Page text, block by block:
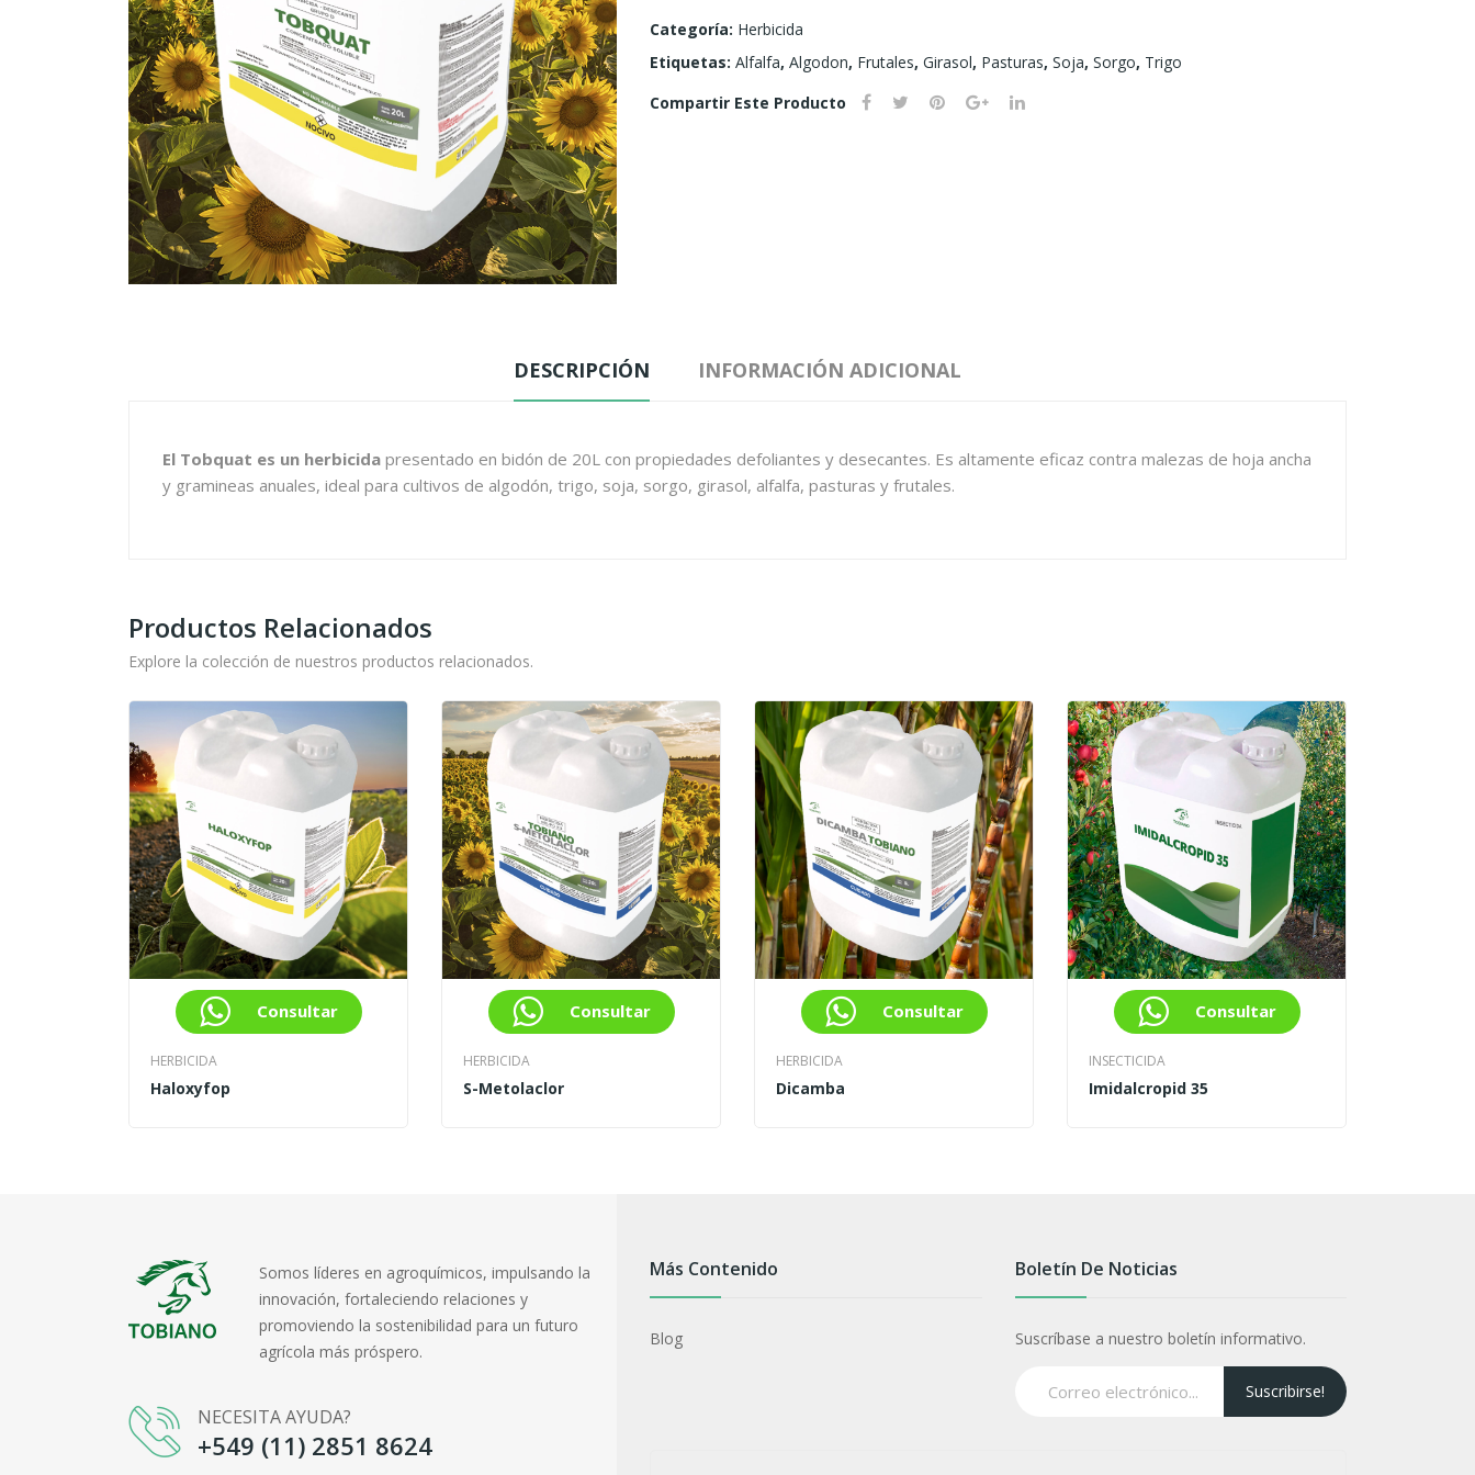
Categoría: Herbicida
Etiquetas: Alfalfa, Algodon, Frutales, Girasol, Pasturas, Soja, Sorgo, Trigo
Compartir Este Producto
DESCRIPCIÓN INFORMACIÓN ADICIONAL
El Tobquat es un herbicida presentado en bidón de 20L con propiedades defoliantes y desecantes. Es altamente eficaz contra malezas de hoja ancha
y gramineas anuales, ideal para cultivos de algodón, trigo, soja, sorgo, girasol, alfalfa, pasturas y frutales.
Productos Relacionados
Explore la colección de nuestros productos relacionados.
Consultar
HERBICIDA
Haloxyfop
Consultar
HERBICIDA
S-Metolaclor
Consultar
HERBICIDA
Dicamba
Consultar
INSECTICIDA
Imidalcropid 35
Somos líderes en agroquímicos, impulsando la
innovación, fortaleciendo relaciones y
promoviendo la sostenibilidad para un futuro
agrícola más próspero.
NECESITA AYUDA?
+549 (11) 2851 8624‬
Más Contenido
Blog
Boletín De Noticias
Suscríbase a nuestro boletín informativo.
Suscribirse!